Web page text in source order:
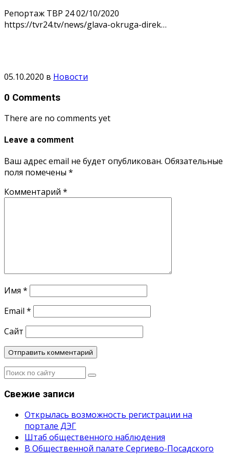
Репортаж ТВР 24 02/10/2020
https://tvr24.tv/news/glava-okruga-direk…
05.10.2020 в Новости
0 Comments
There are no comments yet
Leave a comment
Ваш адрес email не будет опубликован. Обязательные
поля помечены *
Комментарий *
Имя *
Email *
Сайт
Свежие записи
Открылась возможность регистрации на
портале ДЭГ
Штаб общественного наблюдения
В Общественной палате Сергиево-Посадского